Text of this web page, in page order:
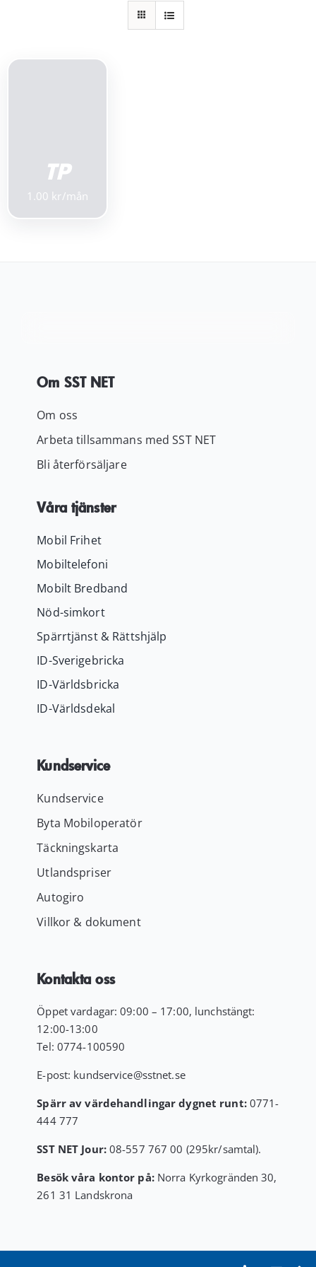
Varukorg
TP
1.00
Om SST NET
Om oss
Arbeta tillsammans med SST NET
Bli återförsäljare
Våra tjänster
Mobil Frihet
Mobiltelefoni
Mobilt Bredband
Nöd-simkort
Spärrtjänst & Rättshjälp
ID-Sverigebricka
ID-Världsbricka
ID-Världsdekal
Kundservice
Kundservice
Byta Mobiloperatör
Täckningskarta
Utlandspriser
Autogiro
Villkor & dokument
Kontakta oss
Öppet vardagar: 09:00 – 17:00, lunchstängt:
12:00-13:00
Tel: 0774-100590
E-post: kundservice@sstnet.se
Spärr av värdehandlingar dygnet runt:0771-
444 777
SST NET Jour:08-557 767 00 (295kr/samtal).
Besök våra kontor på: Norra Kyrkogränden 30,
261 31 Landskrona